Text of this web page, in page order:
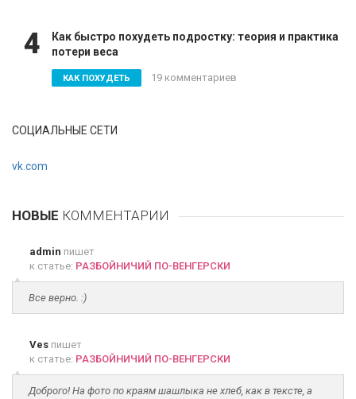
4
Как быстро похудеть подростку: теория и практика
потери веса
КАК ПОХУДЕТЬ 19 комментариев
СОЦИАЛЬНЫЕ СЕТИ
vk.com
НОВЫЕ КОММЕНТАРИИ
admin пишет
к статье: РАЗБОЙНИЧИЙ ПО-ВЕНГЕРСКИ
Все верно. :)
Ves пишет
к статье: РАЗБОЙНИЧИЙ ПО-ВЕНГЕРСКИ
Доброго! На фото по краям шашлыка не хлеб, как в тексте, а